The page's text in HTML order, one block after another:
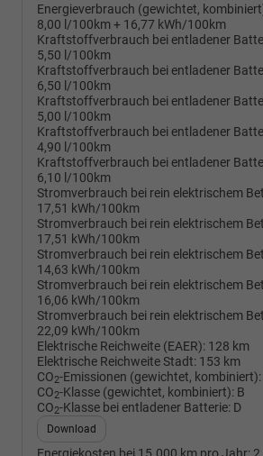
Energieverbrauch (gewichtet,
8,00 l/100km + 16,77 kWh/100km
Kraftstoffverbrauch bei entladener
5,50 l/100km
Kraftstoffverbrauch bei entladener
6,50 l/100km
Kraftstoffverbrauch bei entladener
5,00 l/100km
Kraftstoffverbrauch bei entladener
4,90 l/100km
Kraftstoffverbrauch bei entladener
6,10 l/100km
Stromverbrauch bei rein elektrischem
17,51 kWh/100km
Stromverbrauch bei rein elektrischem
17,51 kWh/100km
Stromverbrauch bei rein elektrischem
14,63 kWh/100km
Stromverbrauch bei rein elektrischem
16,06 kWh/100km
Stromverbrauch bei rein elektrischem
22,09 kWh/100km
Elektrische Reichweite (EAER): 128 km
Elektrische Reichweite Stadt: 153 km
CO2-Emissionen (gewichtet, kombiniert):
CO2-Klasse (gewichtet, kombiniert): B
CO2-Klasse bei entladener Batterie: D
Download